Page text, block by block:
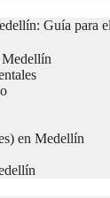
Guía para
Medellín
en Medellín